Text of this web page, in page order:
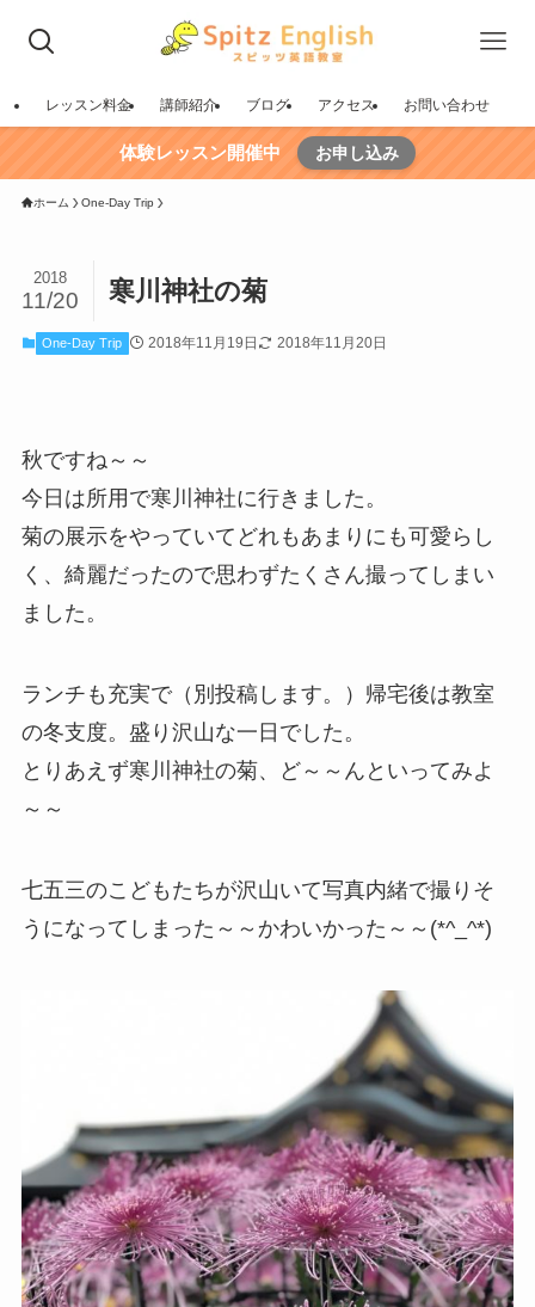
レッスン料金 講師紹介 ブログ アクセス お問い合わせ
体験レッスン開催中 お申し込み
ホーム One-Day Trip
寒川神社の菊
2018
11/20
One-Day Trip 2018年11月19日 2018年11月20日
秋ですね～～
今日は所用で寒川神社に行きました。
菊の展示をやっていてどれもあまりにも可愛らし
く、綺麗だったので思わずたくさん撮ってしまい
ました。
ランチも充実で（別投稿します。）帰宅後は教室
の冬支度。盛り沢山な一日でした。
とりあえず寒川神社の菊、ど～～んといってみよ
～～
七五三のこどもたちが沢山いて写真内緒で撮りそ
うになってしまった～～かわいかった～～(*^_^*)